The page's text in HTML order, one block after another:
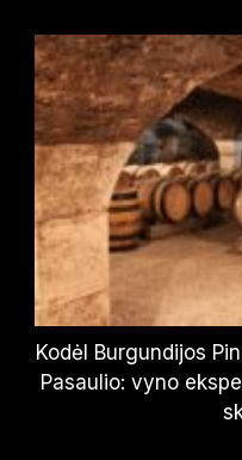
Kodėl Burgundijos
Pasaulio: vyno